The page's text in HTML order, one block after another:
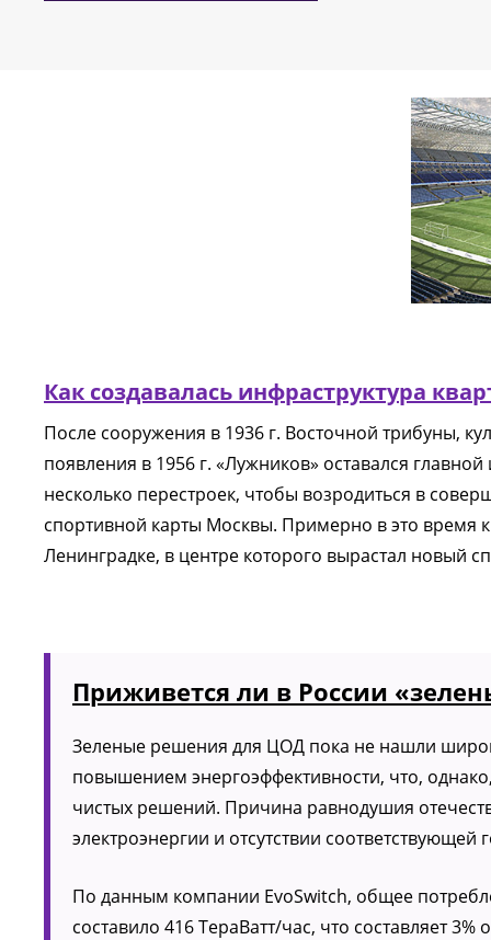
Как создавалась инфраструктура
После сооружения в 1936 г. Восточной трибуны,
появления в 1956 г. «Лужников» оставался
несколько перестроек, чтобы возродиться в
спортивной карты Москвы. Примерно в это время
Ленинградке, в центре которого вырастал новый
Приживется ли в России
Зеленые решения для ЦОД пока не нашли
повышением энергоэффективности, что,
чистых решений. Причина равнодушия
электроэнергии и отсутствии соответствующей
По данным компании EvoSwitch, общее
составило 416 ТераВатт/час, что составляет